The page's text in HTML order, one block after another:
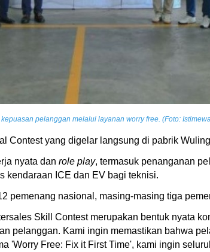
pelanggan melalui layanan worry free. (Foto:
Contest yang digelar langsung di pabrik
nyata dan role play, termasuk penanganan
kendaraan ICE dan EV bagi teknisi.
pemenang nasional, masing-masing tiga
Skill Contest merupakan bentuk nyata
pelanggan. Kami ingin memastikan bahwa
'Worry Free: Fix it First Time', kami ingin